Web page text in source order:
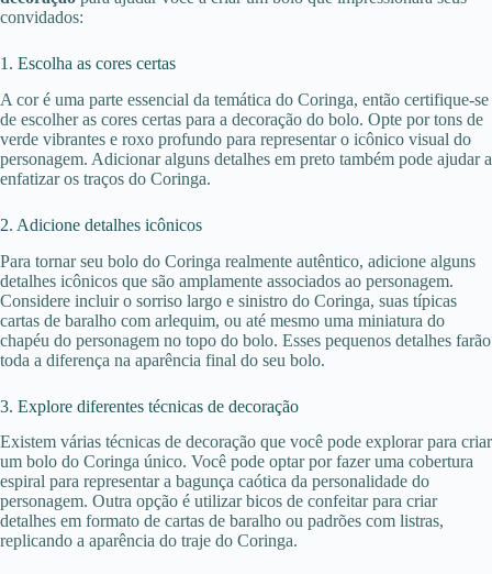
convidados:
1. Escolha as cores certas
A cor é uma parte essencial da temática do Coringa, então certifique-se
de escolher as cores certas para a decoração do bolo. Opte por tons de
verde vibrantes e roxo profundo para representar o icônico visual do
personagem. Adicionar alguns detalhes em preto também pode ajudar a
enfatizar os traços do Coringa.
2. Adicione detalhes icônicos
Para tornar seu bolo do Coringa realmente autêntico, adicione alguns
detalhes icônicos que são amplamente associados ao personagem.
Considere incluir o sorriso largo e sinistro do Coringa, suas típicas
cartas de baralho com arlequim, ou até mesmo uma miniatura do
chapéu do personagem no topo do bolo. Esses pequenos detalhes farão
toda a diferença na aparência final do seu bolo.
3. Explore diferentes técnicas de decoração
Existem várias técnicas de decoração que você pode explorar para criar
um bolo do Coringa único. Você pode optar por fazer uma cobertura
espiral para representar a bagunça caótica da personalidade do
personagem. Outra opção é utilizar bicos de confeitar para criar
detalhes em formato de cartas de baralho ou padrões com listras,
replicando a aparência do traje do Coringa.